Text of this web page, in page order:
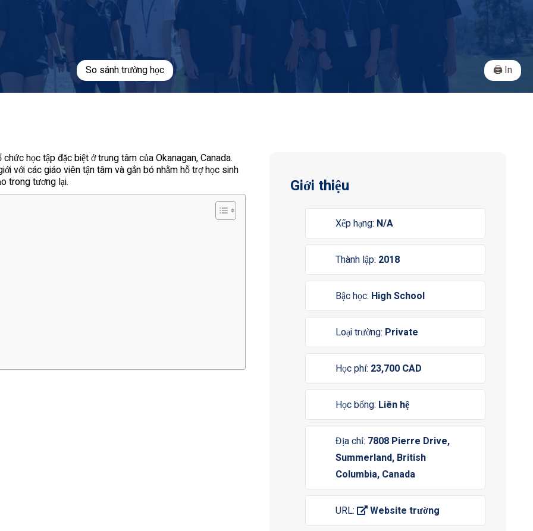
So sánh trường học In
học tập đặc biệt ở trung tâm của Okanagan, Canada.
với các giáo viên tận tâm và gắn bó nhằm hỗ trợ học sinh
trong tương lại.
Giới thiệu
Xếp hạng: N/A
Thành lập: 2018
Bậc học: High School
Loại trường: Private
Học phí: 23,700 CAD
Học bổng: Liên hệ
Địa chỉ: 7808 Pierre Drive,
Summerland, British
Columbia, Canada
URL: Website trường